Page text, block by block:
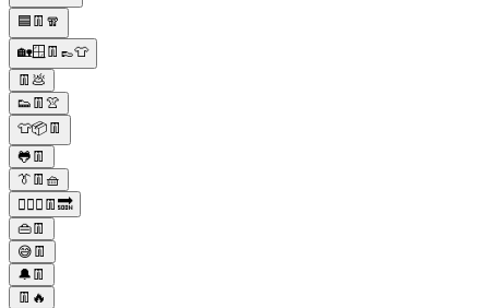
🟦👖🧣
🏡🪟👖👞👕
👖💩
👟👖👚
👕📦👖
🐸👖
👔👖🧺
🙅‍♀️‍♀️👖🔜
👜👖
😅👖
🔔👖
👖🔥